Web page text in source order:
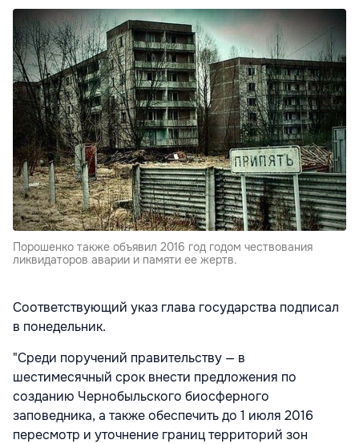
Порошенко также объявил 2016 год годом чествования
ликвидаторов аварии и памяти ее жертв.
Соответствующий указ глава государства подписал
в понедельник.
"Среди поручений правительству — в
шестимесячный срок внести предложения по
созданию Чернобыльского биосферного
заповедника, а также обеспечить до 1 июля 2016
пересмотр и уточнение границ территорий зон